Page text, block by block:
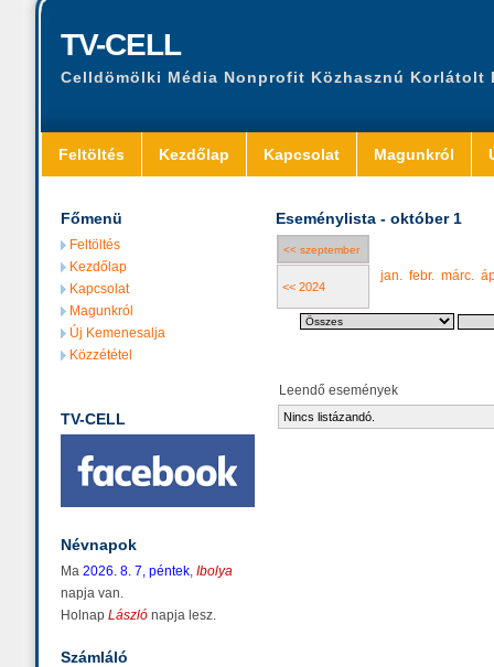
TV-CELL
Celldömölki Média Nonprofit Közhasznú Korlátolt
Feltöltés Kezdőlap Kapcsolat Magunkról
Főmenü
Feltöltés
Kezdőlap
Kapcsolat
Magunkról
Új Kemenesalja
Közzététel
TV-CELL
Névnapok
Ma 2026. 8. 7, péntek, Ibolya
napja van.
Holnap László napja lesz.
Számláló
Eseménylista - október 1
<< szeptember
<< 2024
jan. febr. márc.
Leendő események
Nincs listázandó.